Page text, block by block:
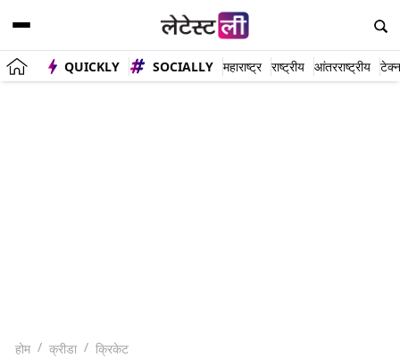
QUICKLY SOCIALLY महाराष्ट्र राष्ट्रीय आंतरराष्ट्रीय
होम क्रीडा क्रिकेट